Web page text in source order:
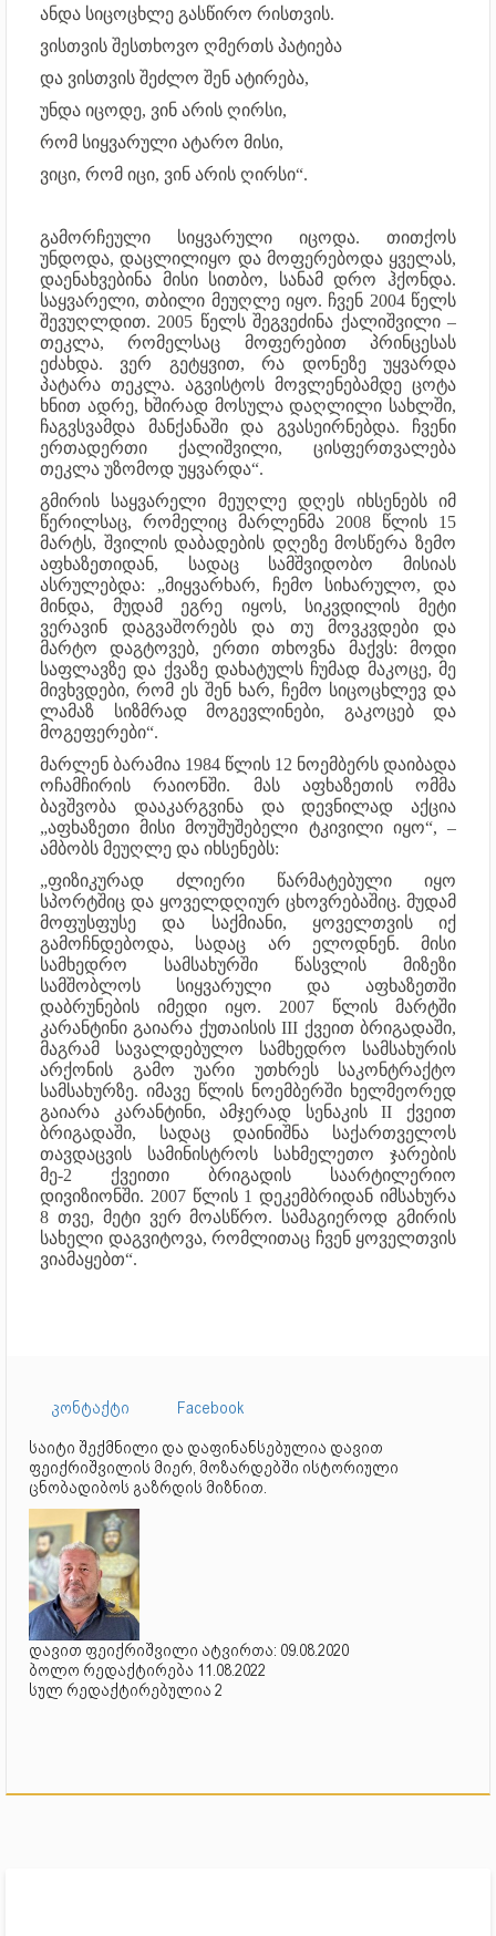
ანდა სიცოცხლე გასწირო რისთვის.
ვისთვის შესთხოვო ღმერთს პატიება
და ვისთვის შეძლო შენ ატირება,
უნდა იცოდე, ვინ არის ღირსი,
რომ სიყვარული ატარო მისი,
ვიცი, რომ იცი, ვინ არის ღირსი“.
გამორჩეული სიყვარული იცოდა. თითქოს
უნდოდა, დაცლილიყო და მოფერებოდა ყველას,
დაენახვებინა მისი სითბო, სანამ დრო ჰქონდა.
საყვარელი, თბილი მეუღლე იყო. ჩვენ 2004 წელს
შევუღლდით. 2005 წელს შეგვეძინა ქალიშვილი –
თეკლა, რომელსაც მოფერებით პრინცესას
ეძახდა. ვერ გეტყვით, რა დონეზე უყვარდა
პატარა თეკლა. აგვისტოს მოვლენებამდე ცოტა
ხნით ადრე, ხშირად მოსულა დაღლილი სახლში,
ჩაგვსვამდა მანქანაში და გვასეირნებდა. ჩვენი
ერთადერთი ქალიშვილი, ცისფერთვალება
თეკლა უზომოდ უყვარდა“.
გმირის საყვარელი მეუღლე დღეს იხსენებს იმ
წერილსაც, რომელიც მარლენმა 2008 წლის 15
მარტს, შვილის დაბადების დღეზე მოსწერა ზემო
აფხაზეთიდან, სადაც სამშვიდობო მისიას
ასრულებდა: „მიყვარხარ, ჩემო სიხარულო, და
მინდა, მუდამ ეგრე იყოს, სიკვდილის მეტი
ვერავინ დაგვაშორებს და თუ მოვკვდები და
მარტო დაგტოვებ, ერთი თხოვნა მაქვს: მოდი
საფლავზე და ქვაზე დახატულს ჩუმად მაკოცე, მე
მივხვდები, რომ ეს შენ ხარ, ჩემო სიცოცხლევ და
ლამაზ სიზმრად მოგევლინები, გაკოცებ და
მოგეფერები“.
მარლენ ბარამია 1984 წლის 12 ნოემბერს დაიბადა
ოჩამჩირის რაიონში. მას აფხაზეთის ომმა
ბავშვობა დააკარგვინა და დევნილად აქცია
„აფხაზეთი მისი მოუშუშებელი ტკივილი იყო“, –
ამბობს მეუღლე და იხსენებს:
„ფიზიკურად ძლიერი წარმატებული იყო
სპორტშიც და ყოველდღიურ ცხოვრებაშიც. მუდამ
მოფუსფუსე და საქმიანი, ყოველთვის იქ
გამოჩნდებოდა, სადაც არ ელოდნენ. მისი
სამხედრო სამსახურში წასვლის მიზეზი
სამშობლოს სიყვარული და აფხაზეთში
დაბრუნების იმედი იყო. 2007 წლის მარტში
კარანტინი გაიარა ქუთაისის III ქვეით ბრიგადაში,
მაგრამ სავალდებულო სამხედრო სამსახურის
არქონის გამო უარი უთხრეს საკონტრაქტო
სამსახურზე. იმავე წლის ნოემბერში ხელმეორედ
გაიარა კარანტინი, ამჯერად სენაკის II ქვეით
ბრიგადაში, სადაც დაინიშნა საქართველოს
თავდაცვის სამინისტროს სახმელეთო ჯარების
მე-2 ქვეითი ბრიგადის საარტილერიო
დივიზიონში. 2007 წლის 1 დეკემბრიდან იმსახურა
8 თვე, მეტი ვერ მოასწრო. სამაგიეროდ გმირის
სახელი დაგვიტოვა, რომლითაც ჩვენ ყოველთვის
ვიამაყებთ“.
კონტაქტი
Facebook
საიტი შექმნილი და დაფინანსებულია დავით
ფეიქრიშვილის მიერ, მოზარდებში ისტორიული
ცნობადიბოს გაზრდის მიზნით.
დავით ფეიქრიშვილი ატვირთა: 09.08.2020
ბოლო რედაქტირება 11.08.2022
სულ რედაქტირებულია 2